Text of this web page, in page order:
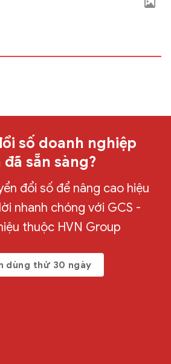
số doanh nghiệp
đã sẵn sàng?
đổi số để nâng cao hiệu
nhanh chóng với GCS -
thuộc HVN Group
dùng thử 30 ngày